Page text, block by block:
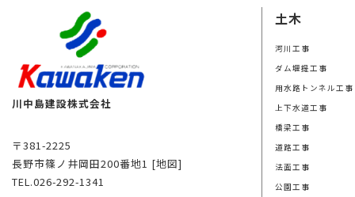
川中島建設株式会社
〒381-2225
長野市篠ノ井岡田200番地1 [地図]
TEL.026-292-1341
土木
河川工事
ダム堰提工事
用水路トンネル工事
上下水道工事
橋梁工事
道路工事
法面工事
公園工事